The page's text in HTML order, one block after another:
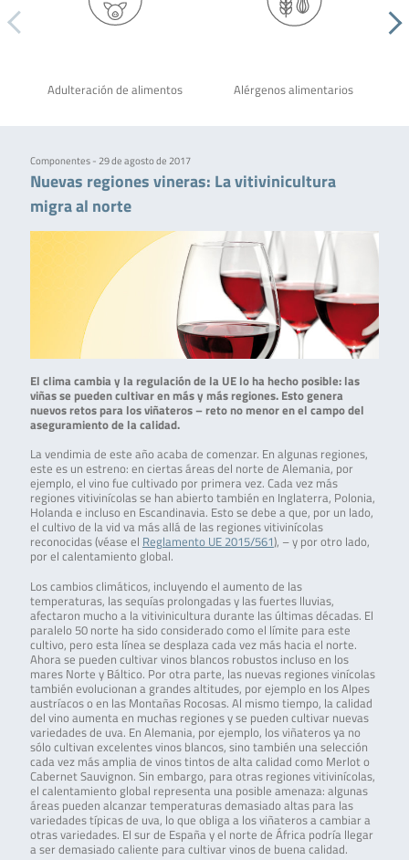
Adulteración de alimentos Alérgenos alimentarios
Componentes - 29 de agosto de 2017
Nuevas regiones vineras: La vitivinicultura
migra al norte
El clima cambia y la regulación de la UE lo ha hecho posible: las
viñas se pueden cultivar en más y más regiones. Esto genera
nuevos retos para los viñateros – reto no menor en el campo del
aseguramiento de la calidad.
La vendimia de este año acaba de comenzar. En algunas regiones,
este es un estreno: en ciertas áreas del norte de Alemania, por
ejemplo, el vino fue cultivado por primera vez. Cada vez más
regiones vitivinícolas se han abierto también en Inglaterra, Polonia,
Holanda e incluso en Escandinavia. Esto se debe a que, por un lado,
el cultivo de la vid va más allá de las regiones vitivinícolas
reconocidas (véase el Reglamento UE 2015/561), – y por otro lado,
por el calentamiento global.
Los cambios climáticos, incluyendo el aumento de las
temperaturas, las sequías prolongadas y las fuertes lluvias,
afectaron mucho a la vitivinicultura durante las últimas décadas. El
paralelo 50 norte ha sido considerado como el límite para este
cultivo, pero esta línea se desplaza cada vez más hacia el norte.
Ahora se pueden cultivar vinos blancos robustos incluso en los
mares Norte y Báltico. Por otra parte, las nuevas regiones vinícolas
también evolucionan a grandes altitudes, por ejemplo en los Alpes
austríacos o en las Montañas Rocosas. Al mismo tiempo, la calidad
del vino aumenta en muchas regiones y se pueden cultivar nuevas
variedades de uva. En Alemania, por ejemplo, los viñateros ya no
sólo cultivan excelentes vinos blancos, sino también una selección
cada vez más amplia de vinos tintos de alta calidad como Merlot o
Cabernet Sauvignon. Sin embargo, para otras regiones vitivinícolas,
el calentamiento global representa una posible amenaza: algunas
áreas pueden alcanzar temperaturas demasiado altas para las
variedades típicas de uva, lo que obliga a los viñateros a cambiar a
otras variedades. El sur de España y el norte de África podría llegar
a ser demasiado caliente para cultivar vinos de buena calidad.